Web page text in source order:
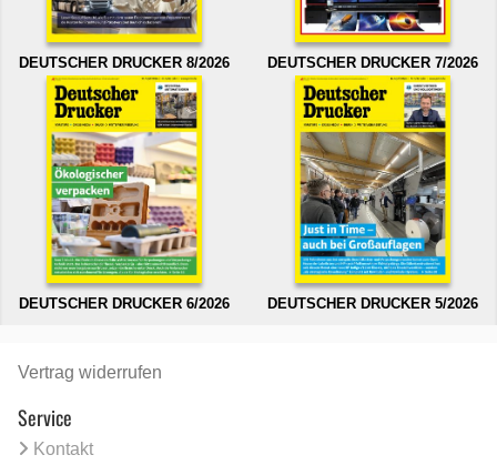
DEUTSCHER DRUCKER 8/2026 DEUTSCHER DRUCKER 7/2026
DEUTSCHER DRUCKER 6/2026 DEUTSCHER DRUCKER 5/2026
Vertrag widerrufen
Service
Kontakt